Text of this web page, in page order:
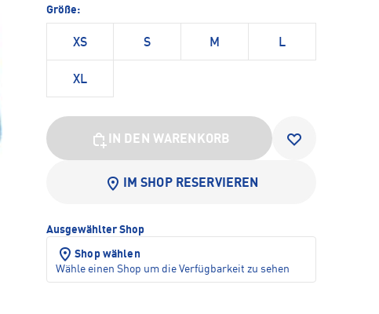
Größe:
XS S M L
XL
IN DEN WARENKORB
IM SHOP RESERVIEREN
Ausgewählter Shop
Shop wählen
Wähle einen Shop um die Verfügbarkeit zu sehen